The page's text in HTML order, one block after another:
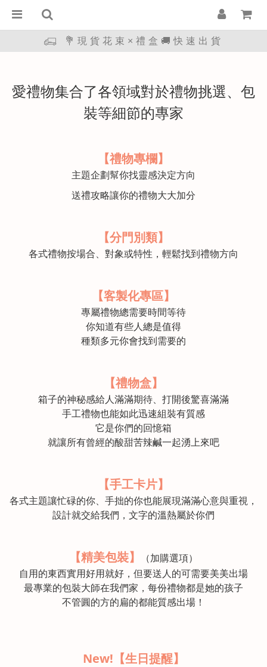
💐現貨花束×禮盒🚚快速出貨
愛禮物集合了各領域對於禮物挑選、包
裝等細節的專家
【禮物專欄】
主題企劃幫你找靈感決定方向
送禮攻略讓你的禮物大大加分
【分門別類】
各式禮物按場合、對象或特性，輕鬆找到禮物方向
【客製化專區】
專屬禮物總需要時間等待
你知道有些人總是值得
種類多元你會找到需要的
【禮物盒】
箱子的神秘感給人滿滿期待、打開後驚喜滿滿
手工禮物也能如此迅速組裝有質感
它是你們的回憶箱
就讓所有曾經的酸甜苦辣鹹一起湧上來吧
【手工卡片】
各式主題讓忙碌的你、手拙的你也能展現滿滿心意與重視，
設計就交給我們，文字的溫熱屬於你們
【精美包裝】
（加購選項）
自用的東西實用好用就好，但要送人的可需要美美出場
最專業的包裝大師在我們家，每份禮物都是她的孩子
不管圓的方的扁的都能質感出場！
New!【生日提醒】